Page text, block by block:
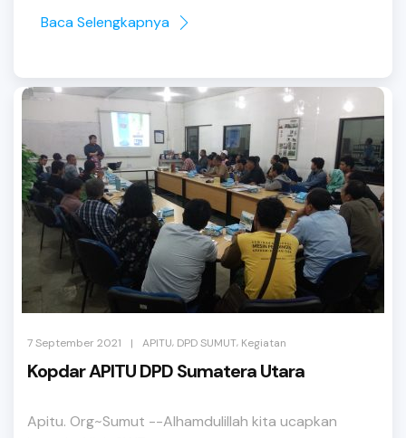
Baca Selengkapnya
7 September 2021 | APITU, DPD SUMUT, Kegiatan
Kopdar APITU DPD Sumatera Utara
Apitu. Org~Sumut --Alhamdulillah kita ucapkan